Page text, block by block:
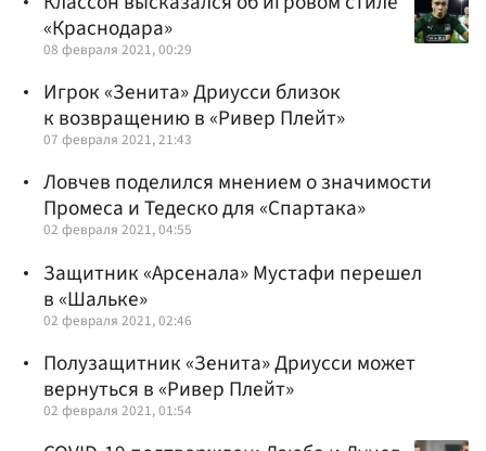
«Краснодара»
08 февраля 2021, 00:29
Игрок «Зенита» Дриусси близок
к возвращению в «Ривер Плейт»
07 февраля 2021, 21:43
Ловчев поделился мнением о значимости
Промеса и Тедеско для «Спартака»
02 февраля 2021, 04:55
Защитник «Арсенала» Мустафи перешел
в «Шальке»
02 февраля 2021, 02:46
Полузащитник «Зенита» Дриусси может
вернуться в «Ривер Плейт»
02 февраля 2021, 01:54